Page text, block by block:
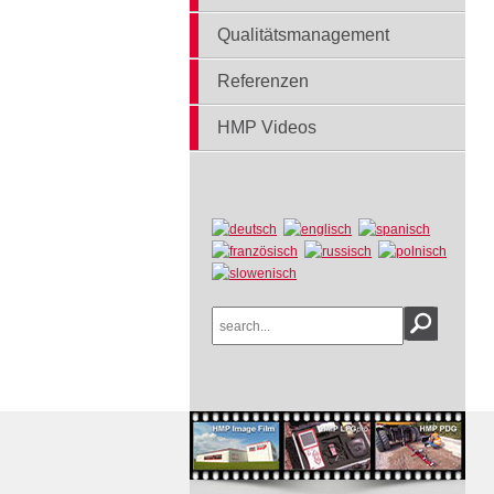
Qualitätsmanagement
Referenzen
HMP Videos